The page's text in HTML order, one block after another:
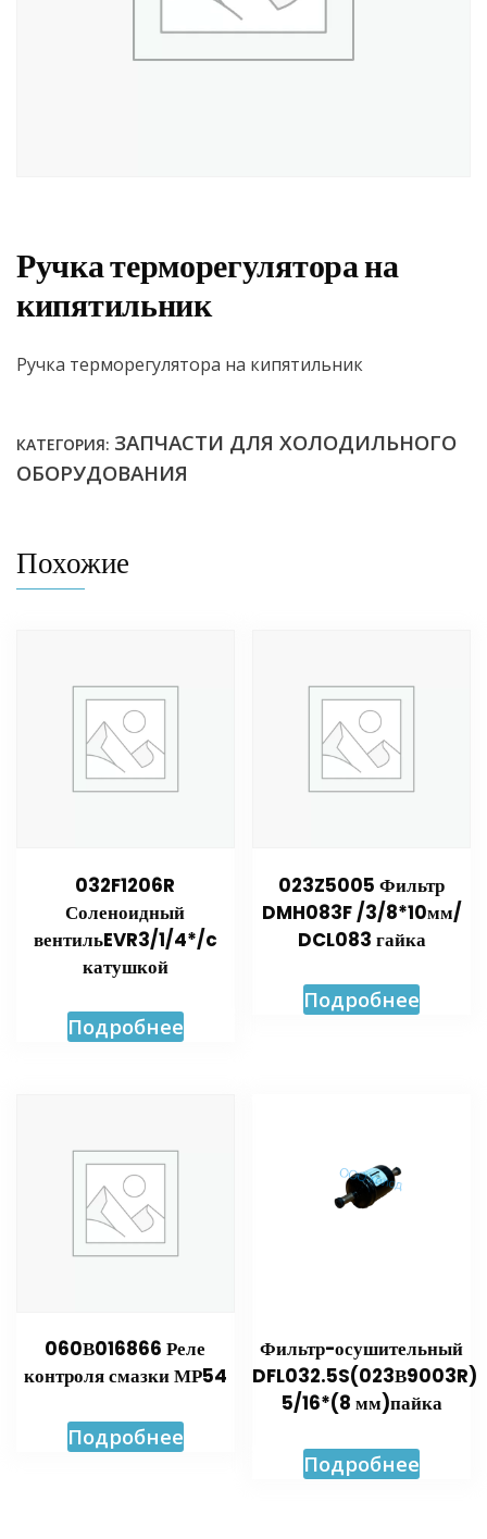
Ручка терморегулятора на
кипятильник
Ручка терморегулятора на кипятильник
КАТЕГОРИЯ: ЗАПЧАСТИ ДЛЯ ХОЛОДИЛЬНОГО
ОБОРУДОВАНИЯ
Похожие
032F1206R
Соленоидный
вентильEVR3/1/4*/c
катушкой
Подробнее
023Z5005 Фильтр
DMH083F /3/8*10мм/
DCL083 гайка
Подробнее
060В016866 Реле
контроля смазки МР54
Подробнее
Фильтр-осушительный
DFL032.5S(023В9003R)
5/16*(8 мм)пайка
Подробнее